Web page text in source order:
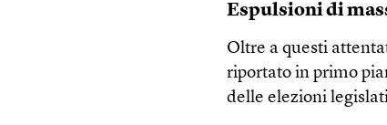
Espulsioni di
Oltre a questi
riportato in primo
delle elezioni